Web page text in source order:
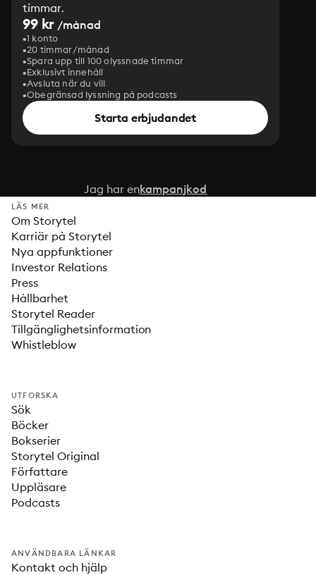
timmar.
99 kr /månad
1 konto
20 timmar/månad
Spara upp till 100 olyssnade timmar
Exklusivt innehåll
Avsluta när du vill
Obegränsad lyssning på podcasts
Starta erbjudandet
Jag har enkampanjkod
LÄS MER
Om Storytel
Karriär på Storytel
Nya appfunktioner
Investor Relations
Press
Hållbarhet
Storytel Reader
Tillgänglighetsinformation
Whistleblow
UTFORSKA
Sök
Böcker
Bokserier
Storytel Original
Författare
Uppläsare
Podcasts
ANVÄNDBARA LÄNKAR
Kontakt och hjälp